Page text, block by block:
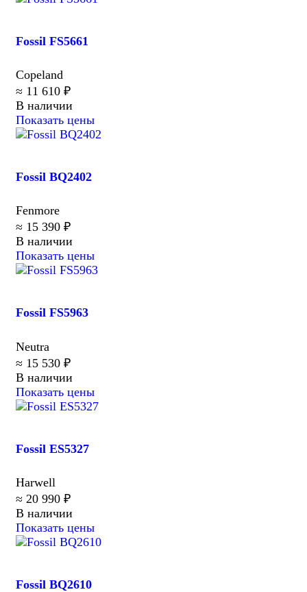
Fossil FS5661
Copeland
≈ 11 610 ₽
В наличии
Показать цены
Fossil BQ2402
Fenmore
≈ 15 390 ₽
В наличии
Показать цены
Fossil FS5963
Neutra
≈ 15 530 ₽
В наличии
Показать цены
Fossil ES5327
Harwell
≈ 20 990 ₽
В наличии
Показать цены
Fossil BQ2610